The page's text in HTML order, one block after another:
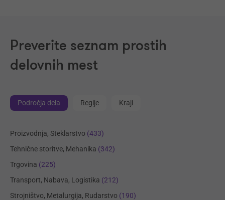
Preverite seznam prostih
delovnih mest
Področja dela Regije Kraji
Proizvodnja, Steklarstvo (433)
Tehnične storitve, Mehanika (342)
Trgovina (225)
Transport, Nabava, Logistika (212)
Strojništvo, Metalurgija, Rudarstvo (190)